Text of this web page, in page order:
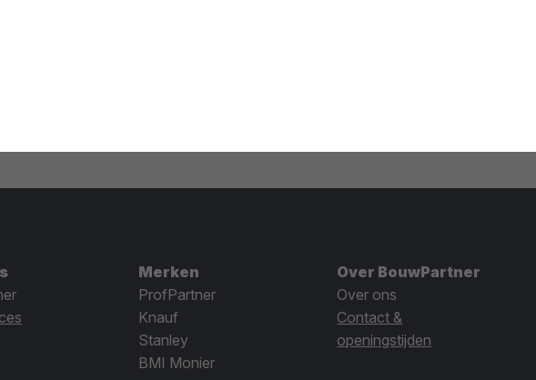
Merken
ProfPartner
Knauf
Stanley
BMI Monier
Over BouwPartner
Over ons
Contact &
openingstijden